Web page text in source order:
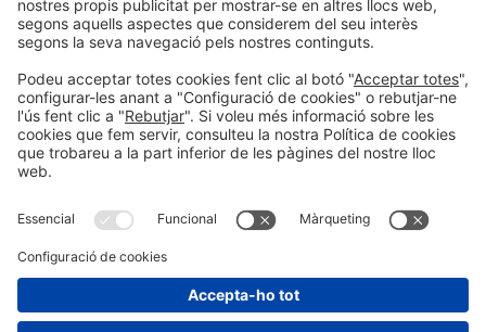
Informació generalAvís legal
#ALIMENTARIA2028
a les xarxes socials